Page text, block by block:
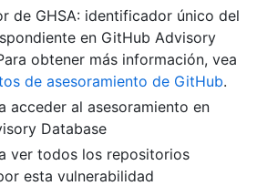
de GHSA: identificador único del
en GitHub Advisory
obtener más información, vea
de asesoramiento de GitHub.
acceder al asesoramiento en
Database
ver todos los repositorios
esta vulnerabilidad